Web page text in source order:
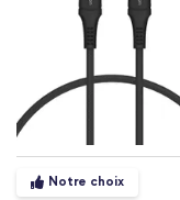
Notre choix